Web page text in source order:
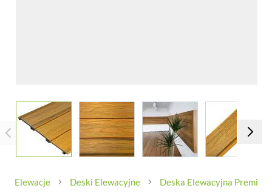
View larger imageView larger imageView larger imageView
Elewacje Deski Elewacyjne Deska Elewacyjna